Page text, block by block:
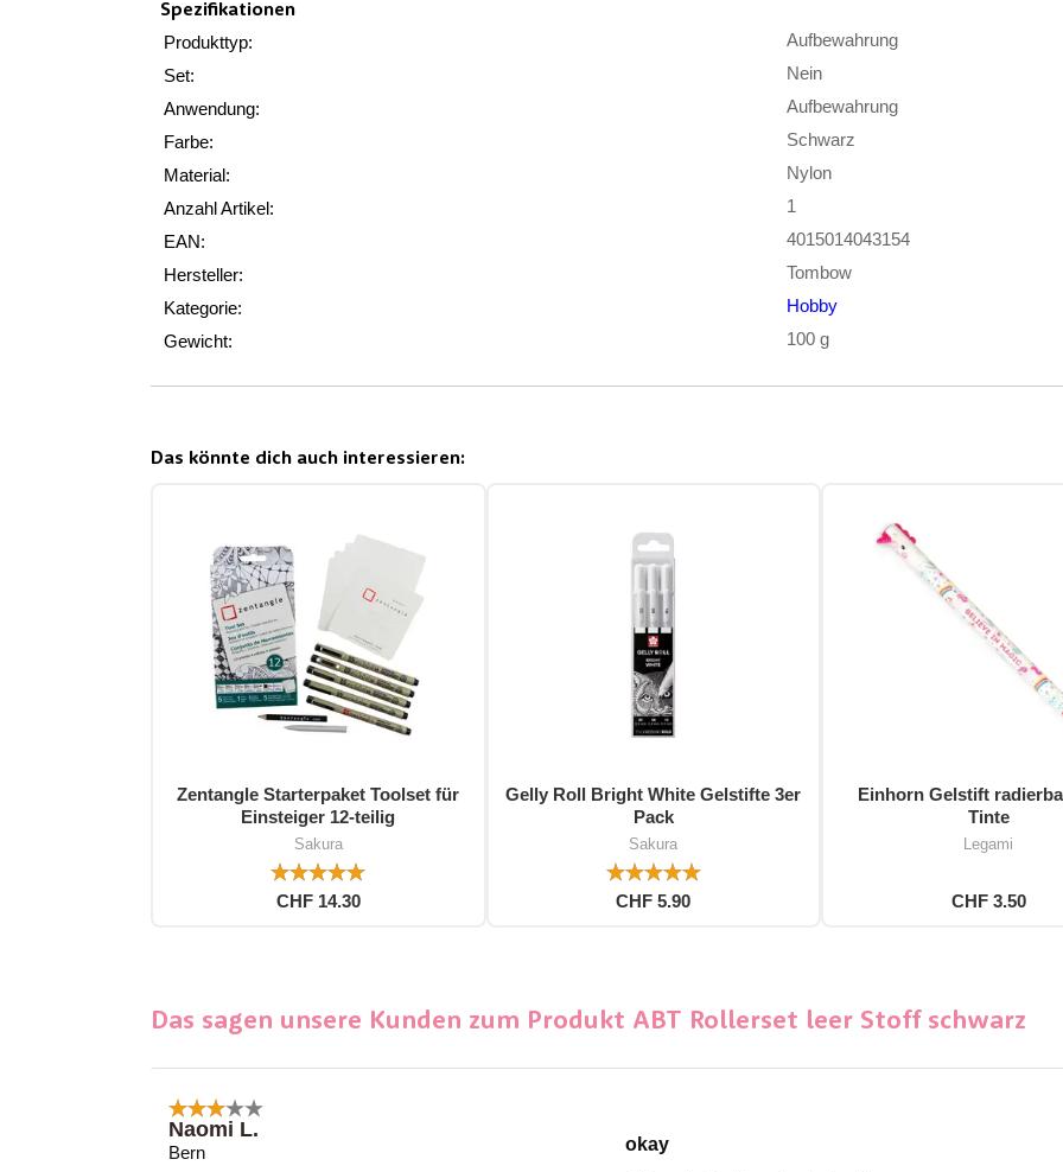
Spezifikationen
Produkttyp:
Aufbewahrung
Set:
Nein
Anwendung:
Aufbewahrung
Farbe:
Schwarz
Material:
Nylon
Anzahl Artikel:
1
EAN:
4015014043154
Hersteller:
Tombow
Kategorie:
Hobby
Gewicht:
100 g
Das könnte dich auch interessieren:
Zentangle Starterpaket Toolset für
Einsteiger 12-teilig
Sakura
CHF 14.30
Gelly Roll Bright White Gelstifte 3er
Pack
Sakura
CHF 5.90
Einhorn Gelstift
Tinte
Legami
CHF 3.50
Das sagen unsere Kunden zum Produkt ABT Rollerset leer Stoff schwarz
Naomi L.
Bern
okay